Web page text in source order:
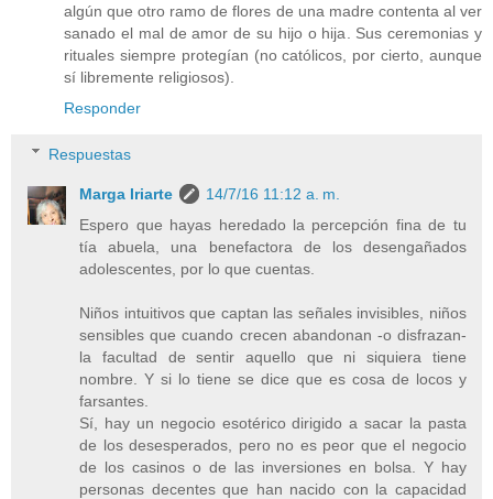
algún que otro ramo de flores de una madre contenta al ver
sanado el mal de amor de su hijo o hija. Sus ceremonias y
rituales siempre protegían (no católicos, por cierto, aunque
sí libremente religiosos).
Responder
Respuestas
Marga Iriarte
14/7/16 11:12 a. m.
Espero que hayas heredado la percepción fina de tu
tía abuela, una benefactora de los desengañados
adolescentes, por lo que cuentas.
Niños intuitivos que captan las señales invisibles, niños
sensibles que cuando crecen abandonan -o disfrazan-
la facultad de sentir aquello que ni siquiera tiene
nombre. Y si lo tiene se dice que es cosa de locos y
farsantes.
Sí, hay un negocio esotérico dirigido a sacar la pasta
de los desesperados, pero no es peor que el negocio
de los casinos o de las inversiones en bolsa. Y hay
personas decentes que han nacido con la capacidad